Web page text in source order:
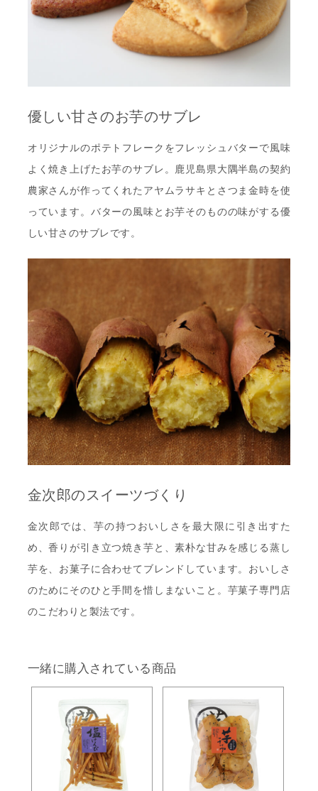
優しい甘さのお芋のサブレ
オリジナルのポテトフレークをフレッシュバターで風味
よく焼き上げたお芋のサブレ。鹿児島県大隅半島の契約
農家さんが作ってくれたアヤムラサキとさつま金時を使
っています。バターの風味とお芋そのものの味がする優
しい甘さのサブレです。
金次郎のスイーツづくり
金次郎では、芋の持つおいしさを最大限に引き出すた
め、香りが引き立つ焼き芋と、素朴な甘みを感じる蒸し
芋を、お菓子に合わせてブレンドしています。おいしさ
のためにそのひと手間を惜しまないこと。芋菓子専門店
のこだわりと製法です。
一緒に購入されている商品